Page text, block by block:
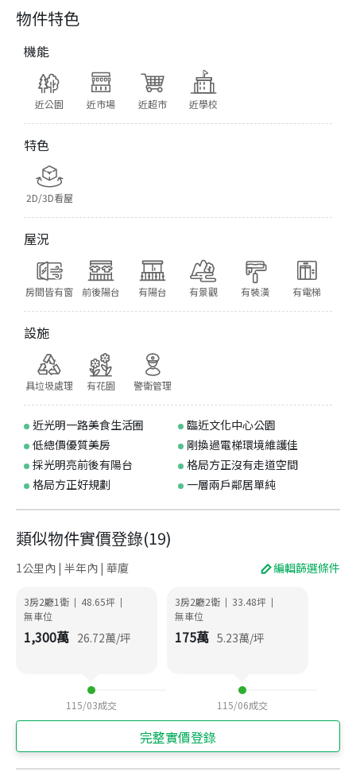
物件特色
機能
近公園 近市場 近超市 近學校
特色
2D/3D看屋
屋況
房間皆有窗 前後陽台 有陽台 有景觀 有裝潢 有電梯
設施
具垃圾處理 有花園 警衛管理
近光明一路美食生活圈
臨近文化中心公園
低總價優質美房
剛換過電梯環境維護佳
採光明亮前後有陽台
格局方正沒有走道空間
格局方正好規劃
一層兩戶鄰居單純
類似物件實價登錄(19)
1公里內 | 半年內 | 華廈 編輯篩選條件
3房2廳1衛 | 48.65坪 |
無車位
1,300萬 26.72萬/坪
115/03成交
3房2廳2衛 | 33.48坪 |
無車位
175萬 5.23萬/坪
115/06成交
完整實價登錄